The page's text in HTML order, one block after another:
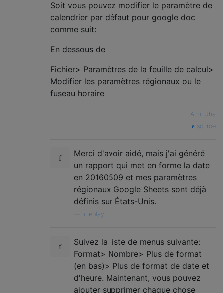
Soit vous pouvez modifier le paramètre de
calendrier par défaut pour google doc
comme suit:
En dessous de
Fichier> Paramètres de la feuille de calcul>
Modifier les paramètres régionaux ou le
fuseau horaire
Amit Jha
source
Merci d'avoir aidé, mais j'ai généré
un rapport qui met en forme la date
en 20160509 et mes paramètres
régionaux Google Sheets sont déjà
définis sur États-Unis.
lineplay
Suivez la liste de menus suivante:
Format> Nombre> Plus de format
(en bas)> Plus de format de date et
d'heure. Maintenant, vous pouvez
ajouter supprimer chaque chose